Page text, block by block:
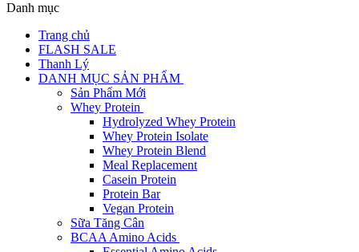
Danh mục
Trang chủ
FLASH SALE
Thanh Lý
DANH MỤC SẢN PHẨM
Sản Phẩm Mới
Whey Protein
Hydrolyzed Whey Protein
Whey Protein Isolate
Whey Protein Blend
Meal Replacement
Casein Protein
Protein Bar
Vegan Protein
Sữa Tăng Cân
BCAA Amino Acids